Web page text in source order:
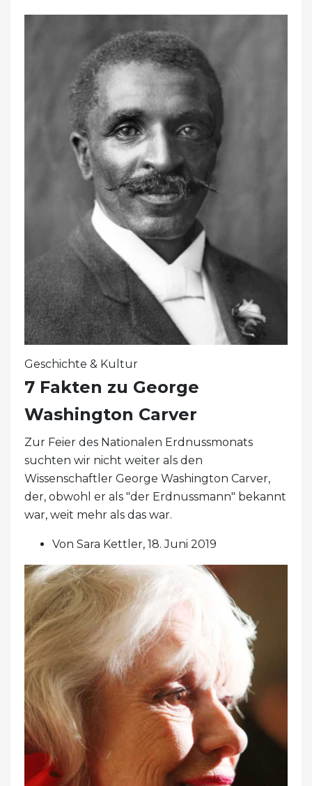
Geschichte & Kultur
7 Fakten zu George
Washington Carver
Zur Feier des Nationalen Erdnussmonats
suchten wir nicht weiter als den
Wissenschaftler George Washington Carver,
der, obwohl er als "der Erdnussmann" bekannt
war, weit mehr als das war.
Von Sara Kettler, 18. Juni 2019